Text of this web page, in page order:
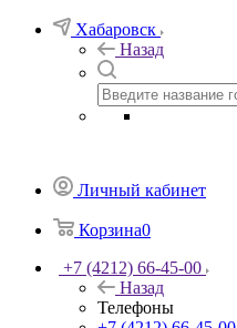
Хабаровск
Назад
Личный кабинет
Корзина0
+7 (4212) 66-45-00
Назад
Телефоны